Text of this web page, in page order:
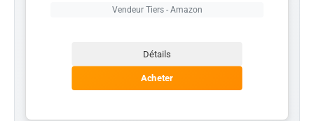
Vendeur Tiers - Amazon
Détails
Acheter